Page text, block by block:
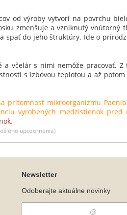
od výroby vytvorí na povrchu
zmenšuje a vzniknutý vnútorný
späť do jeho štruktúry. Ide o
a včelár s nimi nemôže pracovať. Z
s izbovou teplotou a až potom
prítomnosť mikroorganizmu
vyrobených medzistienok pred
upozornenia)
Newsletter
Odoberajte aktuálne novinky